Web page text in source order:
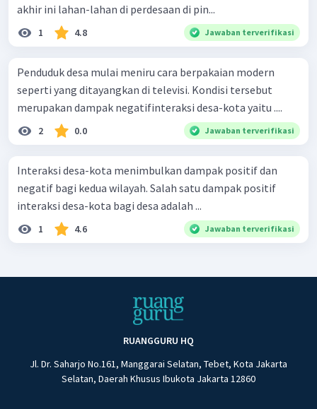
akhir ini lahan-lahan di perdesaan di pin...
1 4.8 Jawaban terverifikasi
Penduduk desa mulai meniru cara berpakaian modern
seperti yang ditayangkan di televisi. Kondisi tersebut
merupakan dampak negatifinteraksi desa-kota yaitu ....
2 0.0 Jawaban terverifikasi
Interaksi desa-kota menimbulkan dampak positif dan
negatif bagi kedua wilayah. Salah satu dampak positif
interaksi desa-kota bagi desa adalah ...
1 4.6 Jawaban terverifikasi
RUANGGURU HQ
Jl. Dr. Saharjo No.161, Manggarai Selatan, Tebet, Kota Jakarta
Selatan, Daerah Khusus Ibukota Jakarta 12860